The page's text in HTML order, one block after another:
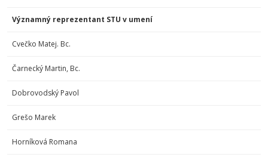
Významný reprezentant STU v umení
Cvečko Matej. Bc.
Čarnecký Martin, Bc.
Dobrovodský Pavol
Grešo Marek
Horníková Romana